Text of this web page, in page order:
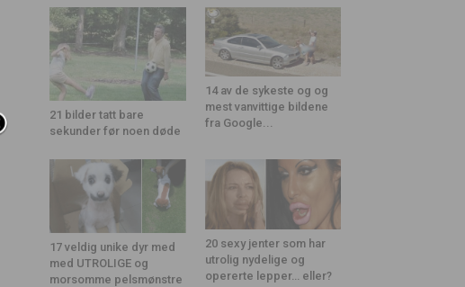
21 bilder tatt bare
sekunder før noen døde
14 av de sykeste og og
mest vanvittige bildene
fra Google...
17 veldig unike dyr med
med UTROLIGE og
morsomme pelsmønstre
20 sexy jenter som har
utrolig nydelige og
opererte lepper… eller?